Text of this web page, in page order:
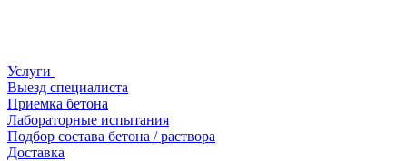
Услуги
Выезд специалиста
Приемка бетона
Лабораторные испытания
Подбор состава бетона / раствора
Доставка